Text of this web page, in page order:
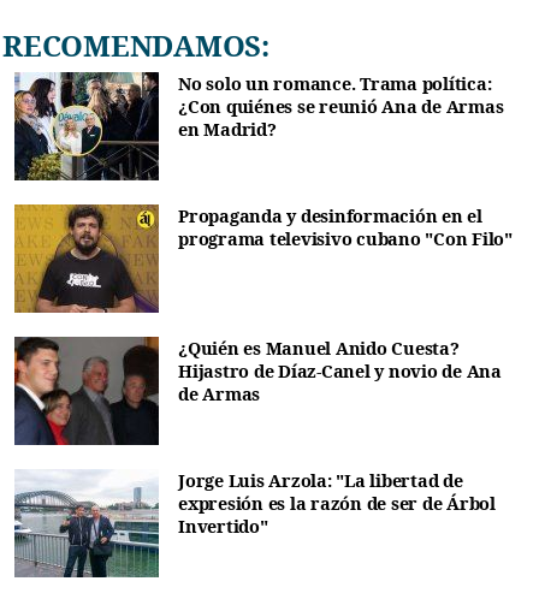
RECOMENDAMOS:
No solo un romance. Trama política:
¿Con quiénes se reunió Ana de Armas
en Madrid?
Propaganda y desinformación en el
programa televisivo cubano "Con Filo"
¿Quién es Manuel Anido Cuesta?
Hijastro de Díaz-Canel y novio de Ana
de Armas
Jorge Luis Arzola: "La libertad de
expresión es la razón de ser de Árbol
Invertido"